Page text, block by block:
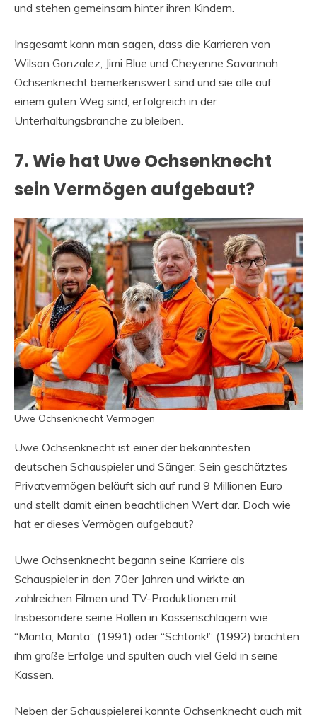
und stehen gemeinsam hinter ihren Kindern.
Insgesamt kann man sagen, dass die Karrieren von
Wilson Gonzalez, Jimi Blue und Cheyenne Savannah
Ochsenknecht bemerkenswert sind und sie alle auf
einem guten Weg sind, erfolgreich in der
Unterhaltungsbranche zu bleiben.
7. Wie hat Uwe Ochsenknecht
sein Vermögen aufgebaut?
Uwe Ochsenknecht Vermögen
Uwe Ochsenknecht ist einer der bekanntesten
deutschen Schauspieler und Sänger. Sein geschätztes
Privatvermögen beläuft sich auf rund 9 Millionen Euro
und stellt damit einen beachtlichen Wert dar. Doch wie
hat er dieses Vermögen aufgebaut?
Uwe Ochsenknecht begann seine Karriere als
Schauspieler in den 70er Jahren und wirkte an
zahlreichen Filmen und TV-Produktionen mit.
Insbesondere seine Rollen in Kassenschlagern wie
“Manta, Manta” (1991) oder “Schtonk!” (1992) brachten
ihm große Erfolge und spülten auch viel Geld in seine
Kassen.
Neben der Schauspielerei konnte Ochsenknecht auch mit